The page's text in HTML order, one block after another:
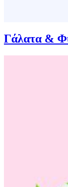
Γάλατα &